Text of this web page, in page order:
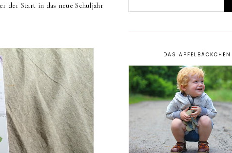
der Start in das neue Schuljahr
DAS APFELBÄCKCHEN